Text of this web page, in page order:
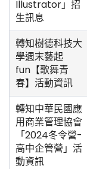
Illustrator」招
生訊息
轉知樹德科技大
學週末藝起
fun【歌舞青
春】活動資訊
轉知中華民國應
用商業管理協會
「2024冬令營-
高中企管營」活
動資訊